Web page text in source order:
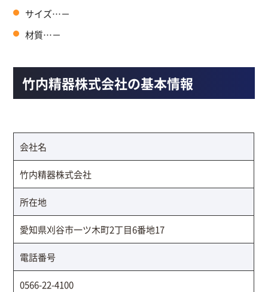
サイズ…－
材質…－
竹内精器株式会社の基本情報
会社名
竹内精器株式会社
所在地
愛知県刈谷市一ツ木町2丁目6番地17
電話番号
0566-22-4100